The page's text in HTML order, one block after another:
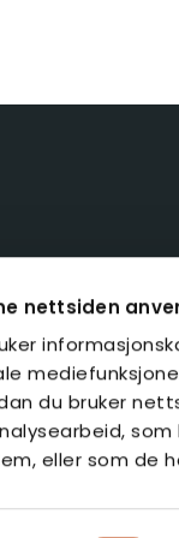
nettsiden
du bruker
eller som de